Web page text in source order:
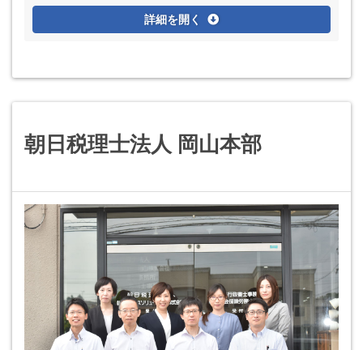
詳細を開く
朝日税理士法人 岡山本部